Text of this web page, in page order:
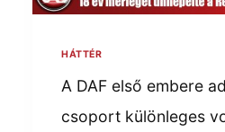
HÁTTÉR
A DAF első embere
csoport különleges